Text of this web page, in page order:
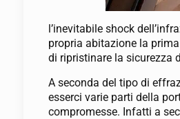
l’inevitabile shock
propria abitazione la
di ripristinare la sicurezza
A seconda del tipo di
esserci varie parti della
compromesse. Infatti a